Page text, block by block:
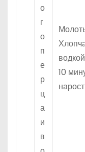
о
г
о
п
е
р
ц
а
и
в
10